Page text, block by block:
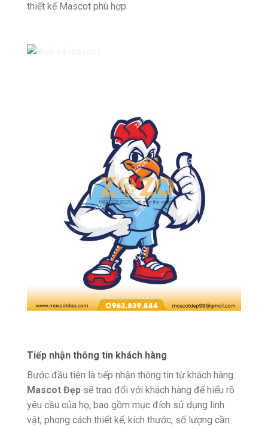
thiết kế Mascot phù hợp.
Tiếp nhận thông tin khách hàng
Bước đầu tiên là tiếp nhận thông tin từ khách hàng.
Mascot Đẹp sẽ trao đổi với khách hàng để hiểu rõ
yêu cầu của họ, bao gồm mục đích sử dụng linh
vật, phong cách thiết kế, kích thước, số lượng cần